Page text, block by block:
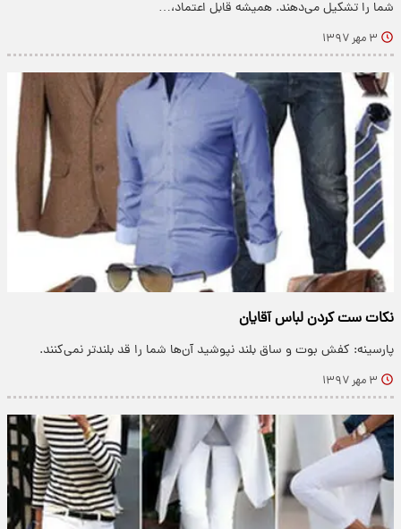
شما را تشکیل می‌دهند. همیشه قابل اعتماد،…
۳ مهر ۱۳۹۷
نکات ست کردن لباس آقایان
پارسینه: کفش بوت و ساق بلند نپوشید آن‌ها شما را قد بلندتر نمی‌کنند.
۳ مهر ۱۳۹۷